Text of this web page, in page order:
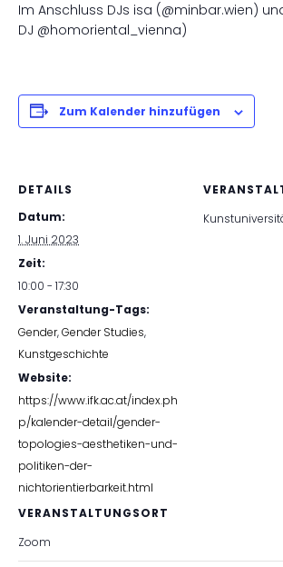
Im Anschluss DJs isa (@minbar.wien)
DJ @homoriental_vienna)
Zum Kalender hinzufügen
DETAILS
Datum:
1. Juni 2023
Zeit:
10:00 - 17:30
Veranstaltung-Tags:
Gender,Gender Studies,
Kunstgeschichte
Website:
https://www.ifk.ac.at/index.ph
p/kalender-detail/gender-
topologies-aesthetiken-und-
politiken-der-
nichtorientierbarkeit.html
VERANSTALTUNGSORT
Zoom